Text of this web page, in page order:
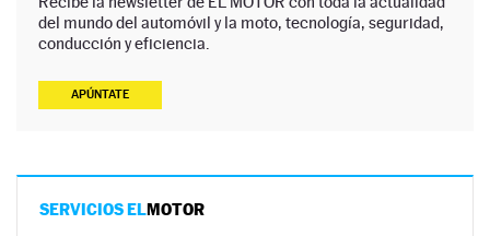
del mundo del automóvil y la moto, tecnología, seguridad,
conducción y eficiencia.
APÚNTATE
SERVICIOS ELMOTOR